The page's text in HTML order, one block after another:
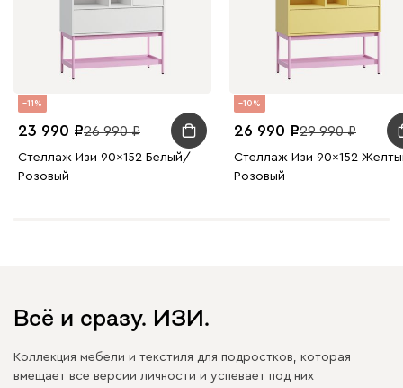
11
23 990 26 990
Стеллаж Изи 90x152 Белый/
Розовый
10
26 990 29 990
Стеллаж Изи 90x152
Розовый
Всё и сразу. ИЗИ.
Коллекция мебели и текстиля для подростков, которая
вмещает все версии личности и успевает под них